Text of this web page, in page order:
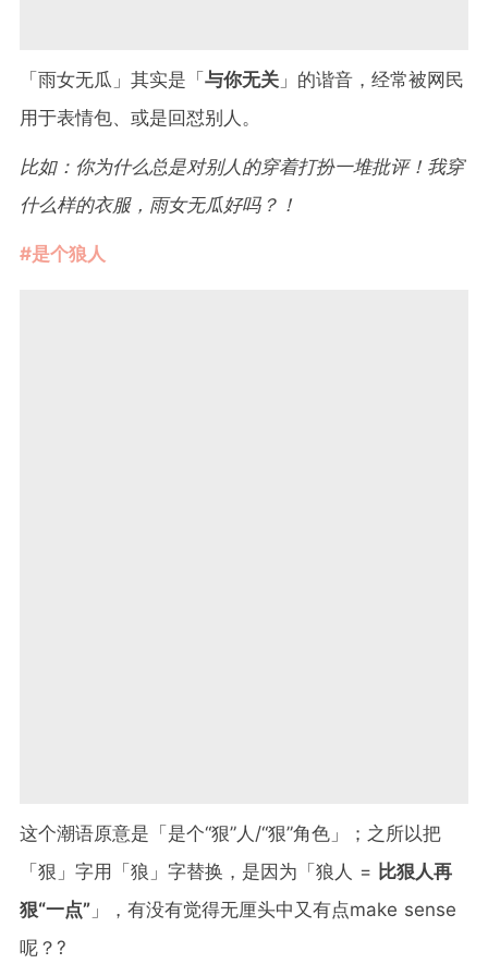
「雨女无瓜」其实是「 与你无关 」的谐音，经常被网民
用于表情包、或是回怼别人。
比如：你为什么总是对别人的穿着打扮一堆批评！我穿
什么样的衣服，雨女无瓜好吗？！
#是个狼人
这个潮语原意是「是个“狠”人/“狠”角色」；之所以把
「狠」字用「狼」字替换，是因为「狼人 = 比狠人再
狠“一点” 」，有没有觉得无厘头中又有点make sense
呢？?